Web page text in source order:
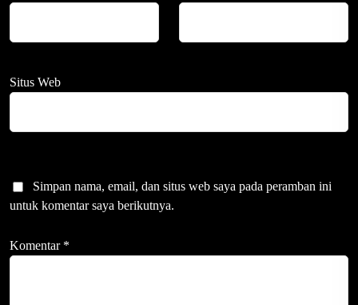
Situs Web
Simpan nama, email, dan situs web saya pada peramban ini
untuk komentar saya berikutnya.
Komentar *